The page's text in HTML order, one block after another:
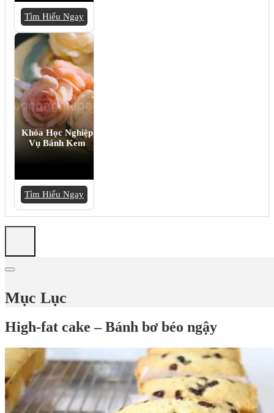
Tìm Hiểu Ngay
Khóa Học Nghiệp
Vụ Bánh Kem
Tìm Hiểu Ngay
Mục Lục
High-fat cake – Bánh bơ béo ngậy